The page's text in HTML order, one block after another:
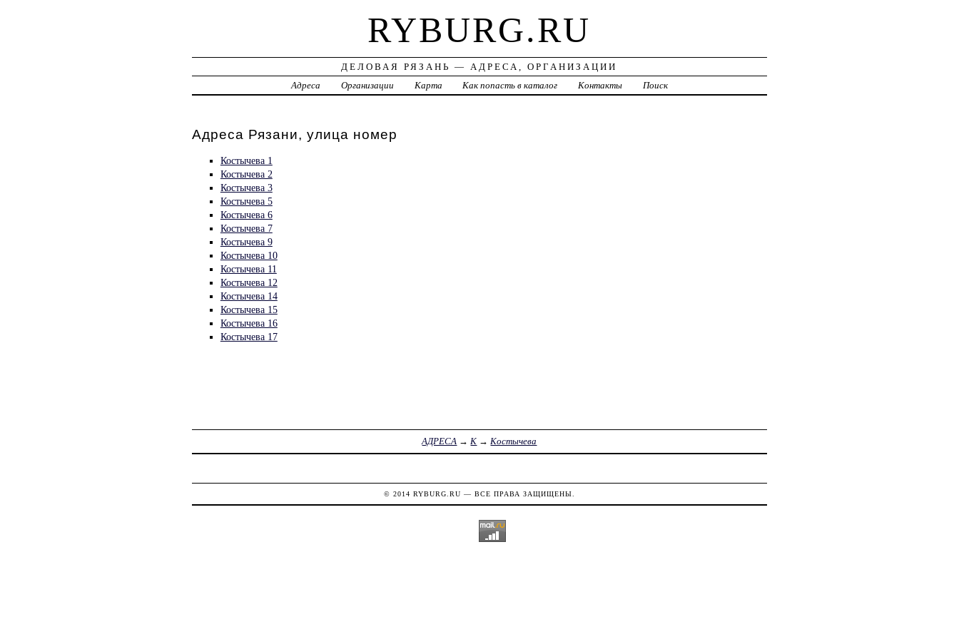
RYBURG.RU
ДЕЛОВАЯ РЯЗАНЬ — АДРЕСА, ОРГАНИЗАЦИИ
Адреса
Организации Карта Как попасть в каталог Контакты Поиск
Адреса Рязани, улица номер
Костычева 1
Костычева 2
Костычева 3
Костычева 5
Костычева 6
Костычева 7
Костычева 9
Костычева 10
Костычева 11
Костычева 12
Костычева 14
Костычева 15
Костычева 16
Костычева 17
АДРЕСА →К →Костычева
© 2014 RYBURG.RU — ВСЕ ПРАВА ЗАЩИЩЕНЫ.